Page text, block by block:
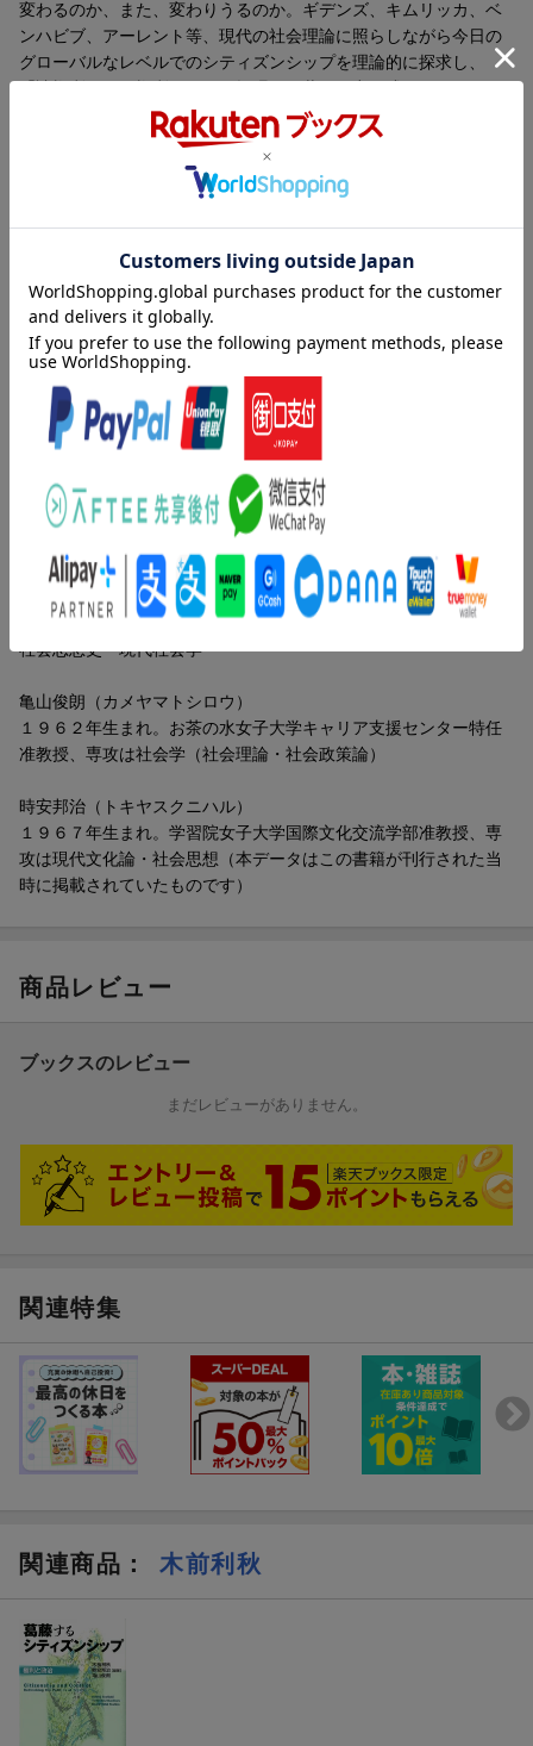
変わるのか、また、変わりうるのか。ギデンズ、キムリッカ、ベ
ンハビブ、アーレント等、現代の社会理論に照らしながら今日の
グローバルなレベルでのシティズンシップを理論的に探求し、
目次（「BOOK」データベースより）
序 今なぜシティズンシップを問うのか（グローバリゼーション
／韓流ブームと大久保／シティズンシップという視座／女性の
「社会進出」と産業的シティズンシップ／本書の内容）／第１
章 シティズンシップとそのコミュニティ（シティズンシップの
近代史／福祉国家というコミュニティ／新自由主義と「第三の
道」の戦略／コミュニティ多元化の政治）／第２章 「市民」と
「外国人」-コミュニティの境界とシティズンシップ（コミュニテ
ィの境界をめぐる二つの構想／リベラル・ナショナリズムーキム
リッカの構想／コスモポリタニズムーベンハビブの構想／境界の
構想とシティズンシップの現状／新たな課題と可能性）／第３
章 コスモポリタン・シティズンシップ（コスモポリタン・シテ
ィズンシップーその背景／アウトサイダーに権利と義務はあるか
ーコスモポリタン・シティズンシップ批判／忠誠かアイロニーか
ーコスモポリタンの徳をめぐって／コスモポリタン・シティズン
シップへの最初の布石）／第４章 シティズンシップの再編と
「諸権利をもつ権利」（「人権」と無国籍者たち／集団的権利・
集団別権利・国際的シティズンシップ／「諸権利をもつ権利」を
めぐって／シティズンシップと民主的反復）
著者情報（「BOOK」データベースより）
木前利秋（キマエトシアキ）
１９５１年生まれ。大阪大学大学院人間科学研究科教授、専攻は
社会思想史・現代社会学
亀山俊朗（カメヤマトシロウ）
１９６２年生まれ。お茶の水女子大学キャリア支援センター特任
准教授、専攻は社会学（社会理論・社会政策論）
時安邦治（トキヤスクニハル）
１９６７年生まれ。学習院女子大学国際文化交流学部准教授、専
攻は現代文化論・社会思想（本データはこの書籍が刊行された当
時に掲載されていたものです）
商品レビュー
ブックスのレビュー
まだレビューがありません。
関連特集
関連商品 ： 木前利秋